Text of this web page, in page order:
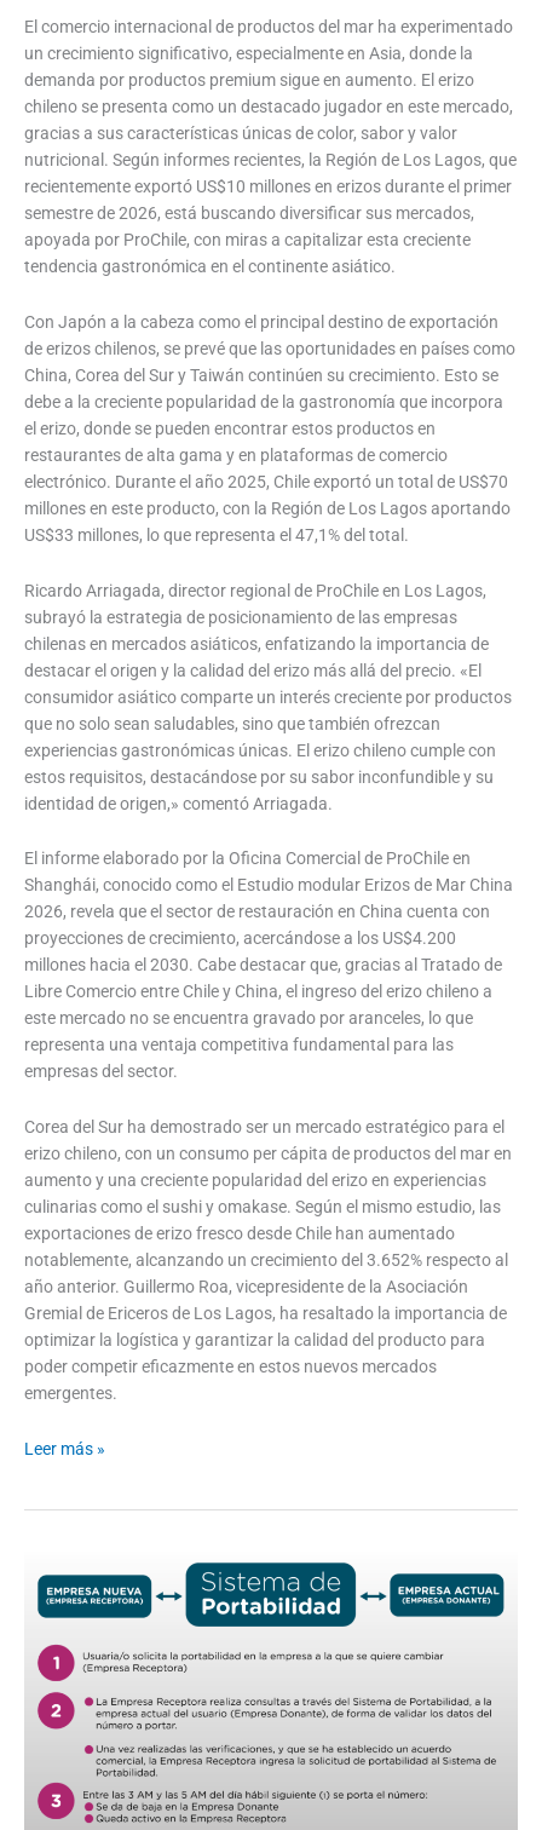
El comercio internacional de productos del mar ha experimentado
un crecimiento significativo, especialmente en Asia, donde la
demanda por productos premium sigue en aumento. El erizo
chileno se presenta como un destacado jugador en este mercado,
gracias a sus características únicas de color, sabor y valor
nutricional. Según informes recientes, la Región de Los Lagos, que
recientemente exportó US$10 millones en erizos durante el primer
semestre de 2026, está buscando diversificar sus mercados,
apoyada por ProChile, con miras a capitalizar esta creciente
tendencia gastronómica en el continente asiático.
Con Japón a la cabeza como el principal destino de exportación
de erizos chilenos, se prevé que las oportunidades en países como
China, Corea del Sur y Taiwán continúen su crecimiento. Esto se
debe a la creciente popularidad de la gastronomía que incorpora
el erizo, donde se pueden encontrar estos productos en
restaurantes de alta gama y en plataformas de comercio
electrónico. Durante el año 2025, Chile exportó un total de US$70
millones en este producto, con la Región de Los Lagos aportando
US$33 millones, lo que representa el 47,1% del total.
Ricardo Arriagada, director regional de ProChile en Los Lagos,
subrayó la estrategia de posicionamiento de las empresas
chilenas en mercados asiáticos, enfatizando la importancia de
destacar el origen y la calidad del erizo más allá del precio. «El
consumidor asiático comparte un interés creciente por productos
que no solo sean saludables, sino que también ofrezcan
experiencias gastronómicas únicas. El erizo chileno cumple con
estos requisitos, destacándose por su sabor inconfundible y su
identidad de origen,» comentó Arriagada.
El informe elaborado por la Oficina Comercial de ProChile en
Shanghái, conocido como el Estudio modular Erizos de Mar China
2026, revela que el sector de restauración en China cuenta con
proyecciones de crecimiento, acercándose a los US$4.200
millones hacia el 2030. Cabe destacar que, gracias al Tratado de
Libre Comercio entre Chile y China, el ingreso del erizo chileno a
este mercado no se encuentra gravado por aranceles, lo que
representa una ventaja competitiva fundamental para las
empresas del sector.
Corea del Sur ha demostrado ser un mercado estratégico para el
erizo chileno, con un consumo per cápita de productos del mar en
aumento y una creciente popularidad del erizo en experiencias
culinarias como el sushi y omakase. Según el mismo estudio, las
exportaciones de erizo fresco desde Chile han aumentado
notablemente, alcanzando un crecimiento del 3.652% respecto al
año anterior. Guillermo Roa, vicepresidente de la Asociación
Gremial de Ericeros de Los Lagos, ha resaltado la importancia de
optimizar la logística y garantizar la calidad del producto para
poder competir eficazmente en estos nuevos mercados
emergentes.
Leer más »
Numérica:
¿Por
Qué
Más
del
95%
Portaciones